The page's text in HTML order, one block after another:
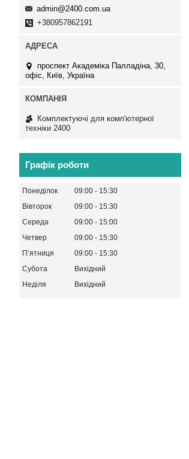
admin@2400.com.ua
+380957862191
проспект Академіка Палладіна, 30,
офіс, Київ, Україна
Комплектуючі для комп'ютерної
техніки 2400
Графік роботи
Понеділок 09:00
15:30
Вівторок
09:00
15:30
Середа
09:00
15:00
Четвер
09:00
15:30
Пʼятниця
09:00
15:30
Субота
Вихідний
Неділя
Вихідний